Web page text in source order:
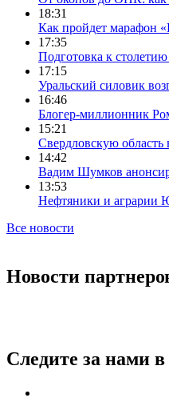
18:31
Как пройдет марафон
17:35
Подготовка к
17:15
Уральский силовик
16:46
Блогер-миллионник
15:21
Свердловскую
14:42
Вадим Шумков
13:53
Нефтяники и аграрии
Все новости
Новости
Следите за нами в